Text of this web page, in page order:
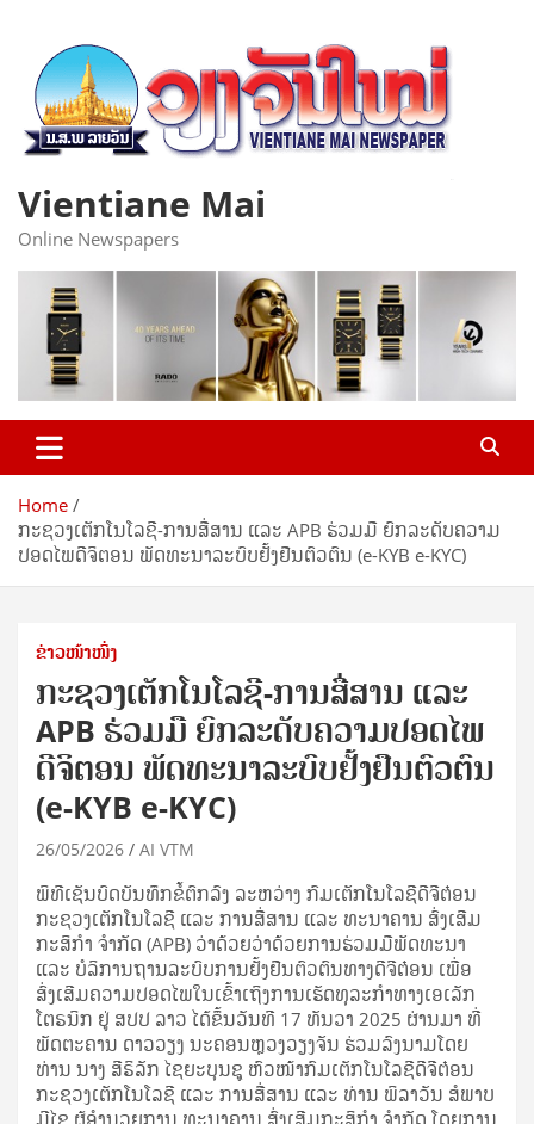
content
Vientiane Mai
Online Newspapers
Home
ກະຊວງເຕັກໂນໂລຊີ-ການສື່ສານ ແລະ APB ຮ່ວມມື ຍົກລະດັບຄວາມ
ປອດໄພດີຈິຕອນ ພັດທະນາລະບົບຢັ້ງຢືນຕົວຕົນ (e-KYB e-KYC)
ຂ່າວໜ້າໜຶ່ງ
ກະຊວງເຕັກໂນໂລຊີ-ການສື່ສານ ແລະ
APB ຮ່ວມມື ຍົກລະດັບຄວາມປອດໄພ
ດີຈິຕອນ ພັດທະນາລະບົບຢັ້ງຢືນຕົວຕົນ
(e-KYB e-KYC)
26/05/2026 AI VTM
ພິທີເຊັນບົດບັນທຶກຂໍ້ຕົກລົງ ລະຫວ່າງ ກົມເຕັກໂນໂລຊີດີຈີຕ໋ອນ
ກະຊວງເຕັກໂນໂລຊີ ແລະ ການສື່ສານ ແລະ ທະນາຄານ ສົ່ງເສີມ
ກະສິກໍາ ຈຳກັດ (APB) ວ່າດ້ວຍວ່າດ້ວຍການຮ່ວມມືພັດທະນາ
ແລະ ບໍລິການຖານລະບົບການຢັ້ງຢືນຕົວຕົນທາງດີຈີຕ໋ອນ ເພື່ອ
ສົ່ງເສີມຄວາມປອດໄພໃນເຂົ້າເຖິງການເຮັດທຸລະກໍາທາງເອເລັກ
ໂຕຣນິກ ຢູ່ ສປປ ລາວ ໄດ້ຂຶ້ນວັນທີ 17 ທັນວາ 2025 ຜ່ານມາ ທີ່
ພັດຕະຄານ ດາວວຽງ ນະຄອນຫຼວງວຽງຈັນ ຮ່ວມລົງນາມໂດຍ
ທ່ານ ນາງ ສີຣິລັກ ໄຊຍະບຸນຊູ ຫົວໜ້າກົມເຕັກໂນໂລຊີດີຈີຕ໋ອນ
ກະຊວງເຕັກໂນໂລຊີ ແລະ ການສື່ສານ ແລະ ທ່ານ ພິລາວັນ ສໍພາບ